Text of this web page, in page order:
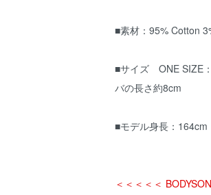
■素材：95% Cotton
■サイズ ONE SIZE
バの長さ約8cm
■モデル身長：164cm
＜＜＜＜＜